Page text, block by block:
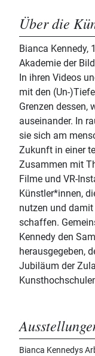
Über die
Bianca Kennedy,
Akademie der
In ihren Videos
mit den (Un-
Grenzen dessen,
auseinander. In
sie sich am
Zukunft in einer
Zusammen mit
Filme und VR-
Künstler*innen,
nutzen und
schaffen.
Kennedy den
herausgegeben,
Jubiläum der
Bianca Kennedys